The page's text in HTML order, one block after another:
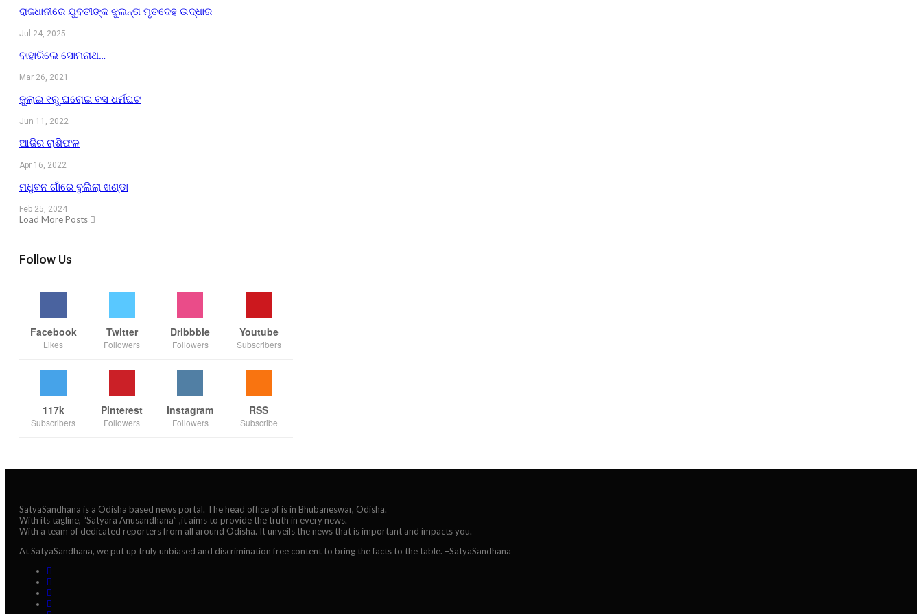
ରାଜଧାନୀରେ ଯୁବତୀଙ୍କ ଝୁଲନ୍ତା ମୃତଦେହ ଉଦ୍ଧାର
Jul 24, 2025
ବାହାରିଲେ ସୋମନାଥ…
Mar 26, 2021
ଜୁଲାଇ ୧ରୁ ଘରୋଇ ବସ ଧର୍ମଘଟ
Jun 11, 2022
ଆଜିର ରାଶିଫଳ
Apr 16, 2022
ମଧୁବନ ଗାଁରେ ବୁଲିଲା ଖଣ୍ଡା
Feb 25, 2024
Load More Posts
Follow Us
Facebook
Likes
Twitter
Followers
Dribbble
Followers
Youtube
Subscribers
117k
Subscribers
Pinterest
Followers
Instagram
Followers
RSS
Subscribe
SatyaSandhana is a Odisha based news portal. The head office of is in Bhubaneswar, Odisha.
With its tagline, “Satyara Anusandhana” ,it aims to provide the truth in every news.
With a team of dedicated reporters from all around Odisha. It unveils the news that is important and impacts you.
At SatyaSandhana, we put up truly unbiased and discrimination free content to bring the facts to the table. –SatyaSandhana